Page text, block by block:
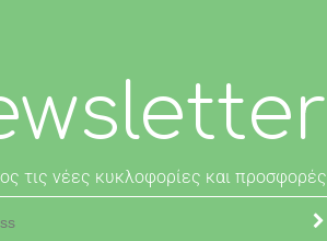
τις νέες κυκλοφορίες και προσφορές.